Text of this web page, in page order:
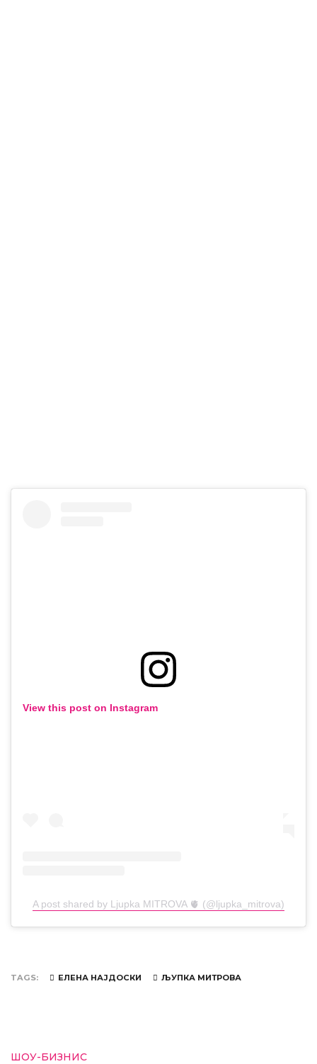
View this post on Instagram
A post shared by Ljupka MITROVA 🫀 (@ljupka_mitrova)
TAGS ЕЛЕНА НАЈДОСКИ ЉУПКА МИТРОВА
ШОУ-БИЗНИС